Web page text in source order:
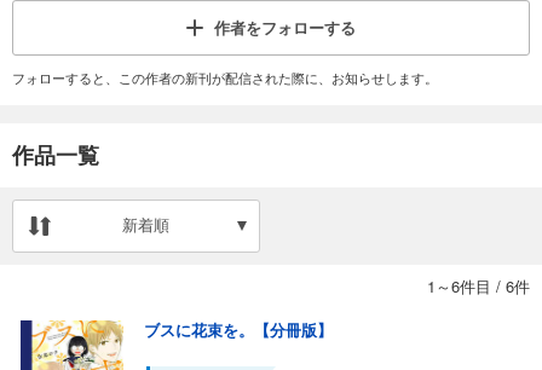
作者をフォローする
フォローすると、この作者の新刊が配信された際に、お知らせします。
作品一覧
新着順
1～6件目 / 6件
ブスに花束を。【分冊版】